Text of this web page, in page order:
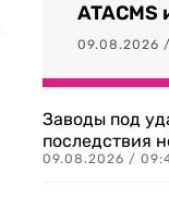
ATACMS
09.08.2026
Заводы под
последствия
09.08.2026 /